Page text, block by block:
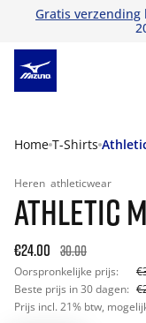
Gratis verzending
Home T-Shirts
Heren athleticwear
ATHLETIC
€24.00 30.00
Oorspronkelijke prijs:
Beste prijs in 30 dagen:
Prijs incl. 21% btw,